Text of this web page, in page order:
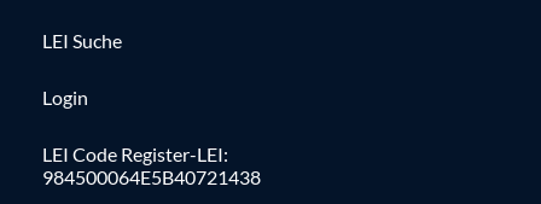
LEI Suche
Login
LEI Code Register-LEI:
984500064E5B40721438